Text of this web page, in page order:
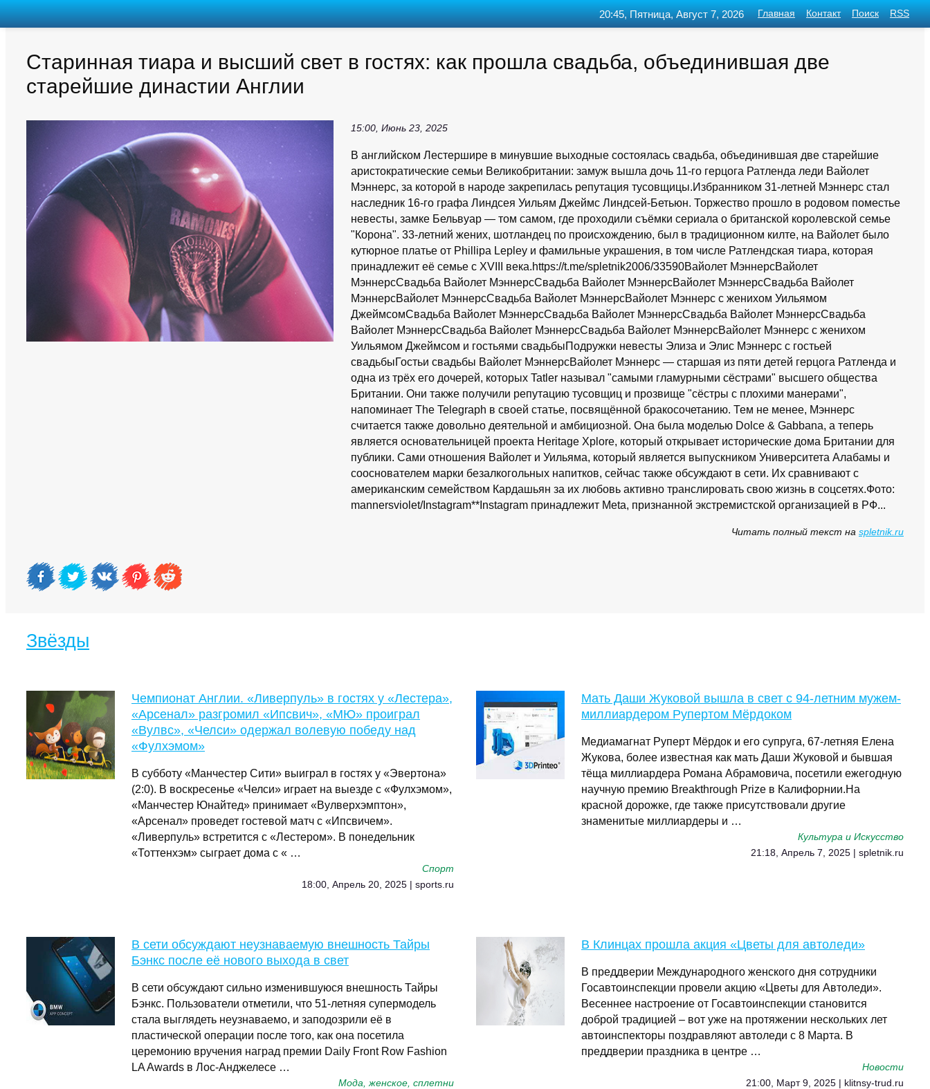
Старинная тиара и высший свет в гостях: как прошла свадьба, объединившая две
старейшие династии Англии
15:00, Июнь 23, 2025
В английском Лестершире в минувшие выходные состоялась свадьба, объединившая две старейшие
аристократические семьи Великобритании: замуж вышла дочь 11-го герцога Ратленда леди Вайолет
Мэннерс, за которой в народе закрепилась репутация тусовщицы.Избранником 31-летней Мэннерс стал
наследник 16-го графа Линдсея Уильям Джеймс Линдсей-Бетьюн. Торжество прошло в родовом поместье
невесты, замке Бельвуар — том самом, где проходили съёмки сериала о британской королевской семье
"Корона". 33-летний жених, шотландец по происхождению, был в традиционном килте, на Вайолет было
кутюрное платье от Phillipa Lepley и фамильные украшения, в том числе Ратлендская тиара, которая
принадлежит её семье с XVIII века.https://t.me/spletnik2006/33590Вайолет МэннерсВайолет
МэннерсСвадьба Вайолет МэннерсСвадьба Вайолет МэннерсВайолет МэннерсСвадьба Вайолет
МэннерсВайолет МэннерсСвадьба Вайолет МэннерсВайолет Мэннерс с женихом Уильямом
ДжеймсомСвадьба Вайолет МэннерсСвадьба Вайолет МэннерсСвадьба Вайолет МэннерсСвадьба
Вайолет МэннерсСвадьба Вайолет МэннерсСвадьба Вайолет МэннерсВайолет Мэннерс с женихом
Уильямом Джеймсом и гостьями свадьбыПодружки невесты Элиза и Элис Мэннерс с гостьей
свадьбыГостьи свадьбы Вайолет МэннерсВайолет Мэннерс — старшая из пяти детей герцога Ратленда и
одна из трёх его дочерей, которых Tatler называл "самыми гламурными сёстрами" высшего общества
Британии. Они также получили репутацию тусовщиц и прозвище "сёстры с плохими манерами",
напоминает The Telegraph в своей статье, посвящённой бракосочетанию. Тем не менее, Мэннерс
считается также довольно деятельной и амбициозной. Она была моделью Dolce & Gabbana, а теперь
является основательницей проекта Heritage Xplore, который открывает исторические дома Британии для
публики. Сами отношения Вайолет и Уильяма, который является выпускником Университета Алабамы и
сооснователем марки безалкогольных напитков, сейчас также обсуждают в сети. Их сравнивают с
американским семейством Кардашьян за их любовь активно транслировать свою жизнь в соцсетях.Фото:
mannersviolet/Instagram**Instagram принадлежит Meta, признанной экстремистской организацией в РФ...
Читать полный текст на spletnik.ru
Звёзды
Чемпионат Англии. «Ливерпуль» в гостях у «Лестера»,
«Арсенал» разгромил «Ипсвич», «МЮ» проиграл
«Вулвс», «Челси» одержал волевую победу над
«Фулхэмом»
В субботу «Манчестер Сити» выиграл в гостях у «Эвертона»
(2:0). В воскресенье «Челси» играет на выезде с «Фулхэмом»,
«Манчестер Юнайтед» принимает «Вулверхэмптон»,
«Арсенал» проведет гостевой матч с «Ипсвичем».
«Ливерпуль» встретится с «Лестером». В понедельник
«Тоттенхэм» сыграет дома с « …
Спорт
18:00, Апрель 20, 2025 | sports.ru
Мать Даши Жуковой вышла в свет с 94-летним мужем-
миллиардером Рупертом Мёрдоком
Медиамагнат Руперт Мёрдок и его супруга, 67-летняя Елена
Жукова, более известная как мать Даши Жуковой и бывшая
тёща миллиардера Романа Абрамовича, посетили ежегодную
научную премию Breakthrough Prize в Калифорнии.На
красной дорожке, где также присутствовали другие
знаменитые миллиардеры и …
Культура и Искусство
21:18, Апрель 7, 2025 | spletnik.ru
В сети обсуждают неузнаваемую внешность Тайры
Бэнкс после её нового выхода в свет
В сети обсуждают сильно изменившуюся внешность Тайры
Бэнкс. Пользователи отметили, что 51-летняя супермодель
стала выглядеть неузнаваемо, и заподозрили её в
пластической операции после того, как она посетила
церемонию вручения наград премии Daily Front Row Fashion
LA Awards в Лос-Анджелесе …
Мода, женское, сплетни
В Клинцах прошла акция «Цветы для автоледи»
В преддверии Международного женского дня сотрудники
Госавтоинспекции провели акцию «Цветы для Автоледи».
Весеннее настроение от Госавтоинспекции становится
доброй традицией – вот уже на протяжении нескольких лет
автоинспекторы поздравляют автоледи с 8 Марта. В
преддверии праздника в центре …
Новости
21:00, Март 9, 2025 | klitnsy-trud.ru
20:45, Пятница, Август 7, 2026 Главная Контакт Поиск RSS